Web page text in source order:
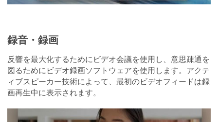
録音・録画
反響を最大化するためにビデオ会議を使用し、意思疎通を
図るためにビデオ録画ソフトウェアを使用します。アクテ
ィブスピーカー技術によって、最初のビデオフィードは録
画再生中に表示されます。